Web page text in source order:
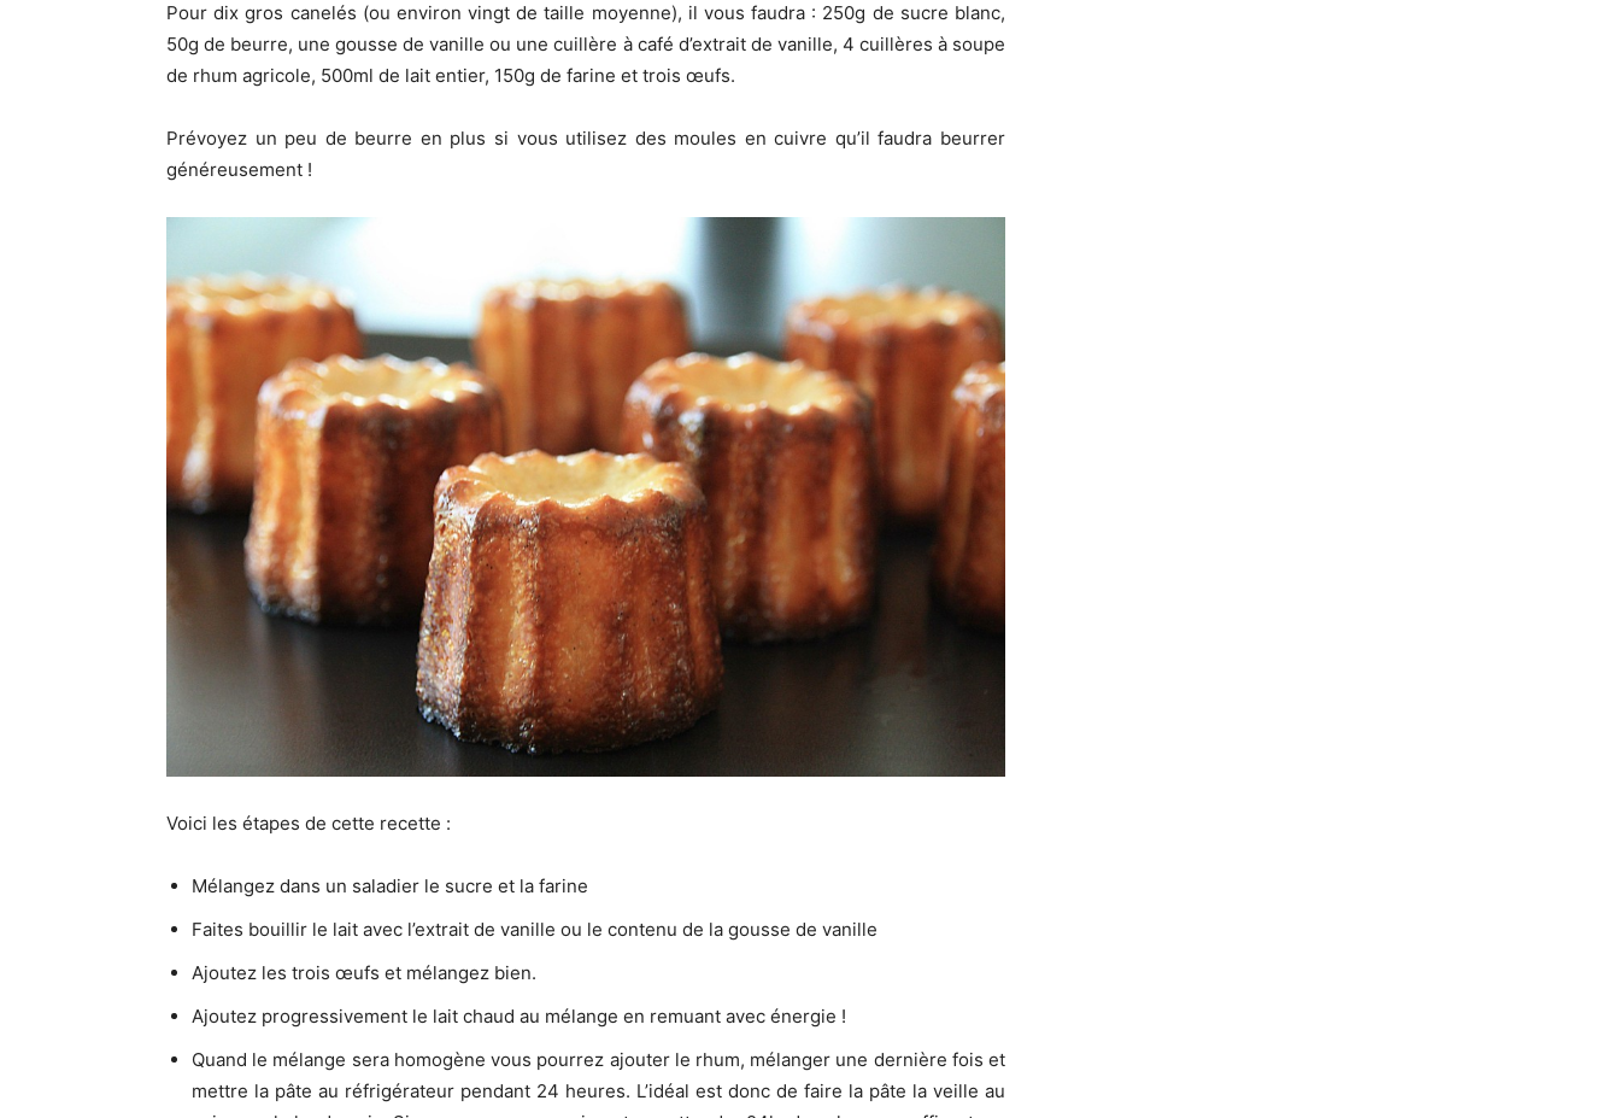
Pour dix gros canelés (ou environ vingt de taille moyenne), il vous faudra : 250g de sucre blanc,
50g de beurre, une gousse de vanille ou une cuillère à café d’extrait de vanille, 4 cuillères à soupe
de rhum agricole, 500ml de lait entier, 150g de farine et trois œufs.
Prévoyez un peu de beurre en plus si vous utilisez des moules en cuivre qu’il faudra beurrer
généreusement !
Voici les étapes de cette recette :
Mélangez dans un saladier le sucre et la farine
Faites bouillir le lait avec l’extrait de vanille ou le contenu de la gousse de vanille
Ajoutez les trois œufs et mélangez bien.
Ajoutez progressivement le lait chaud au mélange en remuant avec énergie !
Quand le mélange sera homogène vous pourrez ajouter le rhum, mélanger une dernière fois et
mettre la pâte au réfrigérateur pendant 24 heures. L’idéal est donc de faire la pâte la veille au